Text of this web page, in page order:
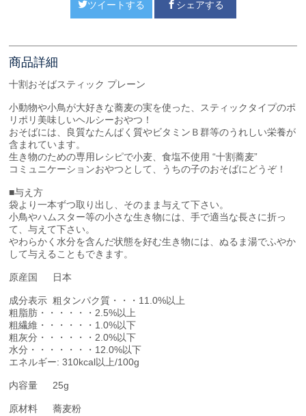
ツイートする シェアする
商品詳細
十割おそばスティック プレーン
小動物や小鳥が大好きな蕎麦の実を使った、スティックタイプのポ
リポリ美味しいヘルシーおやつ！
おそばには、良質なたんぱく質やビタミンＢ群等のうれしい栄養が
含まれています。
生き物のための専用レシピで小麦、食塩不使用 “十割蕎麦”
コミュニケーションおやつとして、うちの子のおそばにどうぞ！
■与え方
袋より一本ずつ取り出し、そのまま与えて下さい。
小鳥やハムスター等の小さな生き物には、手で適当な長さに折っ
て、与えて下さい。
やわらかく水分を含んだ状態を好む生き物には、ぬるま湯でふやか
して与えることもできます。
原産国 日本
成分表示 粗タンパク質・・・11.0%以上
粗脂肪・・・・・・2.5%以上
粗繊維・・・・・・1.0%以下
粗灰分・・・・・・2.0%以下
水分・・・・・・・12.0%以下
エネルギー: 310kcal以上/100g
内容量 25g
原材料 蕎麦粉